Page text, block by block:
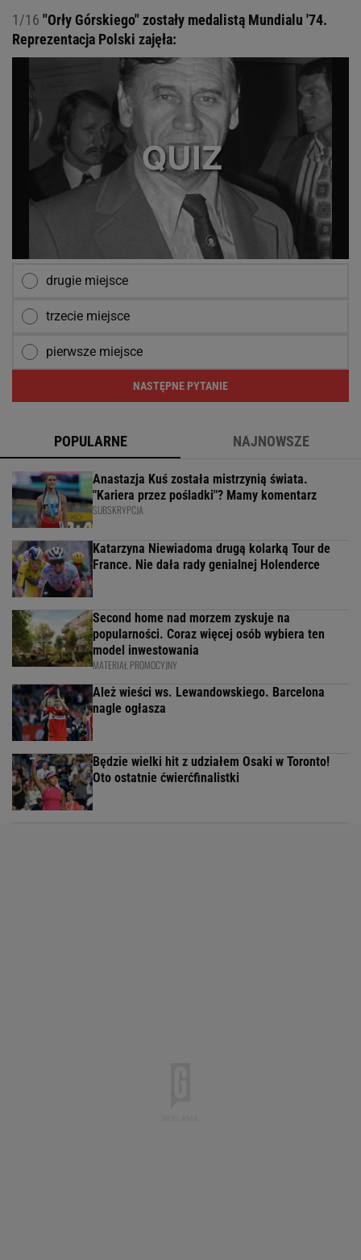
1/16 "Orły Górskiego" zostały medalistą Mundialu '74.
Reprezentacja Polski zajęła:
drugie miejsce
trzecie miejsce
pierwsze miejsce
NASTĘPNE PYTANIE
POPULARNE NAJNOWSZE
Anastazja Kuś została mistrzynią świata.
"Kariera przez pośladki"? Mamy komentarz
SUBSKRYPCJA
Katarzyna Niewiadoma drugą kolarką Tour de
France. Nie dała rady genialnej Holenderce
Second home nad morzem zyskuje na
popularności. Coraz więcej osób wybiera ten
model inwestowania
MATERIAŁ PROMOCYJNY
Ależ wieści ws. Lewandowskiego. Barcelona
nagle ogłasza
Będzie wielki hit z udziałem Osaki w Toronto!
Oto ostatnie ćwierćfinalistki